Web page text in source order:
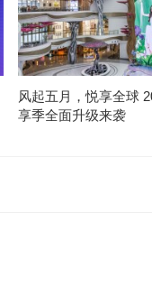
风起五月，悦享全球
享季全面升级来袭